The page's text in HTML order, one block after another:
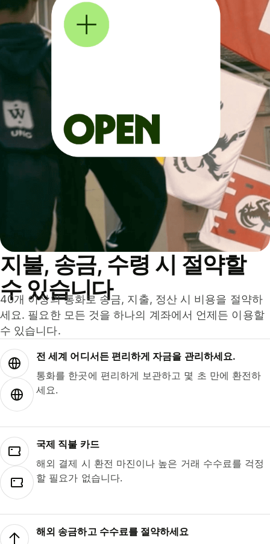
지불, 송금, 수령 시 절약할
수 있습니다
40개 이상의 통화로 송금, 지출, 정산 시 비용을 절약하
세요. 필요한 모든 것을 하나의 계좌에서 언제든 이용할
수 있습니다.
전 세계 어디서든 편리하게 자금을 관리하세요.
통화를 한곳에 편리하게 보관하고 몇 초 만에 환전하
세요.
국제 직불 카드
해외 결제 시 환전 마진이나 높은 거래 수수료를 걱정
할 필요가 없습니다.
해외 송금하고 수수료를 절약하세요